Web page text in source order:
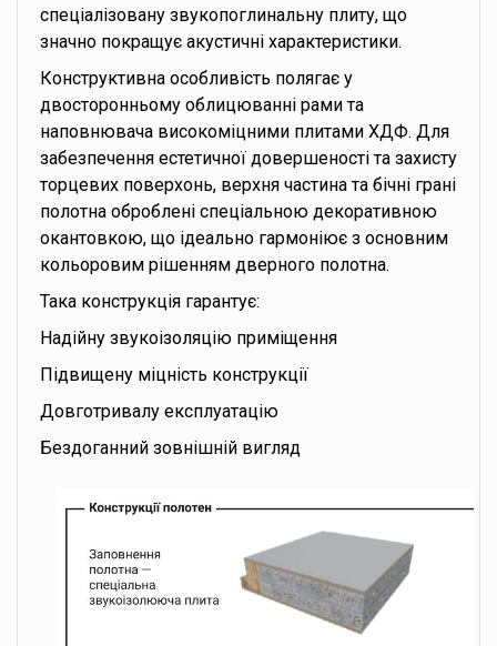
спеціалізовану звукопоглинальну плиту, що
значно покращує акустичні характеристики.
Конструктивна особливість полягає у
двосторонньому облицюванні рами та
наповнювача високоміцними плитами ХДФ. Для
забезпечення естетичної довершеності та захисту
торцевих поверхонь, верхня частина та бічні грані
полотна оброблені спеціальною декоративною
окантовкою, що ідеально гармоніює з основним
кольоровим рішенням дверного полотна.
Така конструкція гарантує:
Надійну звукоізоляцію приміщення
Підвищену міцність конструкції
Довготривалу експлуатацію
Бездоганний зовнішній вигляд